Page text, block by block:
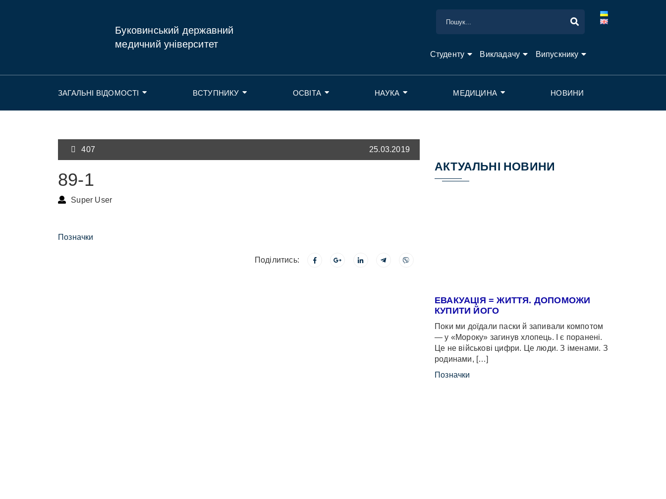
Буковинський державний
медичний університет
Студенту Викладачу Випускнику
ЗАГАЛЬНІ ВІДОМОСТІ ВСТУПНИКУ ОСВІТА НАУКА МЕДИЦИНА НОВИНИ
407 25.03.2019
89-1
Super User
Позначки
Поділитись:
АКТУАЛЬНІ НОВИНИ
ЕВАКУАЦІЯ = ЖИТТЯ. ДОПОМОЖИ
КУПИТИ ЙОГО
Поки ми доїдали паски й запивали компотом
— у «Мороку» загинув хлопець. І є поранені.
Це не військові цифри. Це люди. З іменами. З
родинами, […]
Позначки